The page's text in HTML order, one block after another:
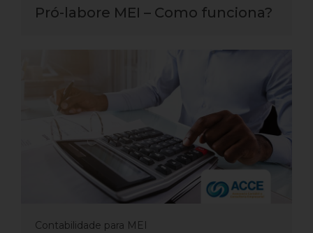
Pró-labore MEI – Como funciona?
Contabilidade para MEI